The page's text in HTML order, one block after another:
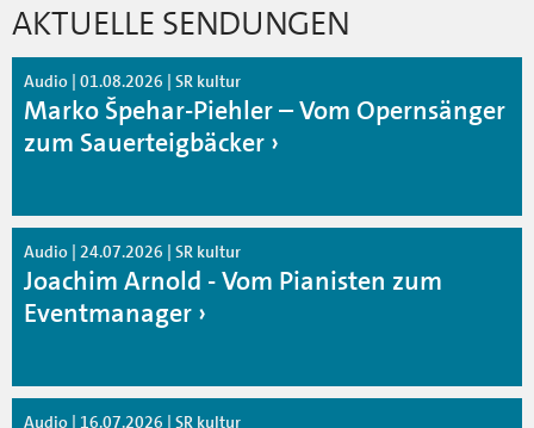
AKTUELLE SENDUNGEN
Audio | 01.08.2026 | SR kultur
Marko Špehar-Piehler – Vom Opernsänger
zum Sauerteigbäcker
Audio | 24.07.2026 | SR kultur
Joachim Arnold - Vom Pianisten zum
Eventmanager
Audio | 16.07.2026 | SR kultur